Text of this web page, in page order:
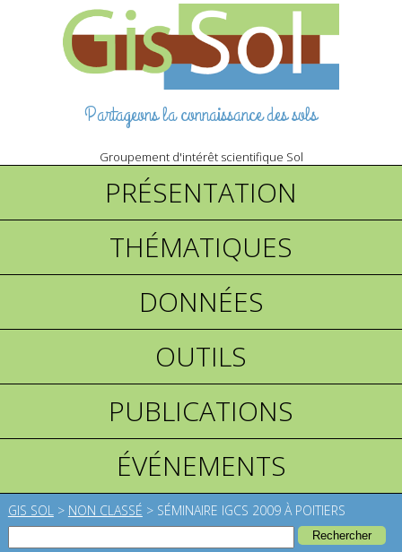
Partageons la connaissance des sols
Groupement d'intérêt scientifique Sol
PRÉSENTATION
THÉMATIQUES
DONNÉES
OUTILS
PUBLICATIONS
ÉVÉNEMENTS
GIS SOL > NON CLASSÉ > SÉMINAIRE IGCS 2009 À POITIERS